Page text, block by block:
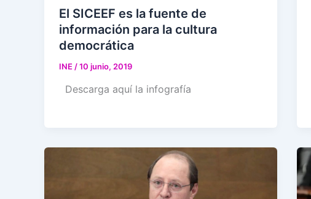
El SICEEF es la fuente de
información para la cultura
democrática
INE /10 junio, 2019
Descarga aquí la infografía